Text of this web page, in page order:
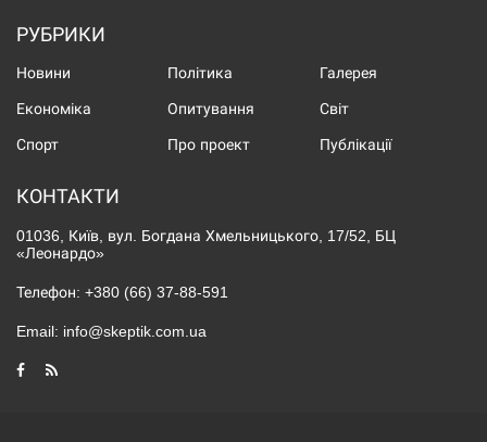
РУБРИКИ
Новини Політика Галерея
Економіка Опитування Світ
Спорт Про проект Публікації
КОНТАКТИ
01036, Київ, вул. Богдана Хмельницького, 17/52, БЦ
«Леонардо»
Телефон: +380 (66) 37-88-591
Email: info@skeptik.com.ua